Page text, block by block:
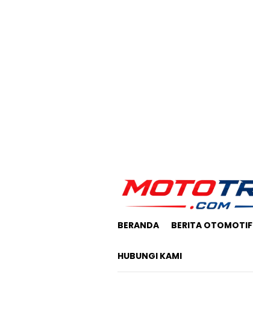
BERANDA BERITA OTOMOTIF
HUBUNGI KAMI